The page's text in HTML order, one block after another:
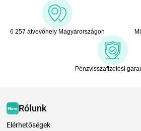
6 257 átvevőhely Magyarországon
Pénzvisszafizetési
Rólunk
Elérhetőségek